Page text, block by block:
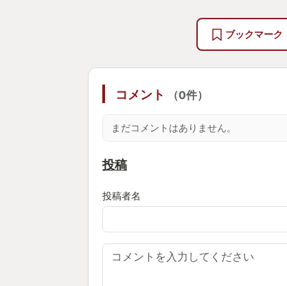
え、ワールドマップの探索はスト
り下げることが出来て今作原作初
るが基本的には楽しめた。
要素を言い始めたら尽きないが、
語られなかったセフィロスやティ
一辺倒のストーリだと思っていた
ことを真顔で言うクラウド。あ、
わと気づいたのは遅すぎた。KHの
ブックマーク
コメント （0件）
まだコメントはありません。
投稿
投稿者名